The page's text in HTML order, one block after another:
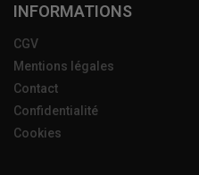
INFORMATIONS
CGV
Mentions légales
Contact
Confidentialité
Cookies